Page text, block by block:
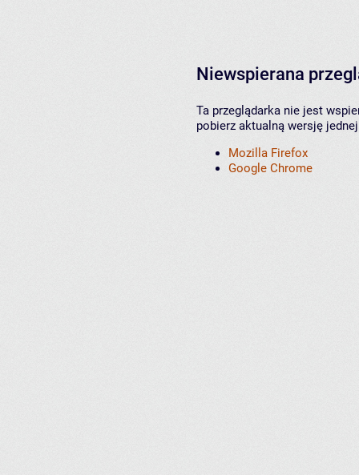
Niewspierana
Ta przeglądarka nie jest
pobierz aktualną wersję
Mozilla Firefox
Google Chrome